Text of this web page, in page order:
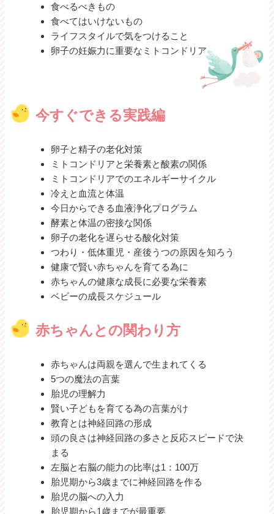
食べるべきもの
食べてはいけないもの
ライフスタイルで気をつけること
卵子の妊娠力に重要なミトコンドリア
今すぐできる実践編
卵子と精子の老化対策
ミトコンドリアと栄養素と酸素の関係
ミトコンドリアでのエネルギーサイクル
冷えと血流と体温
今日からできる血液浄化プログラム
酵素と体温の密接な関係
卵子の老化を遅らせる酸化対策
つわり・低体重児・産後うつの原因を知ろう
健康で賢い赤ちゃんを育てる為に
赤ちゃんの健康な成長に必要な栄養素
ベビーの成長スケジュール
赤ちゃんとの関わり方
赤ちゃんは両親を選んで生まれてくる
5つの魔法の言葉
胎児の理解力
賢い子どもを育てる為の言葉がけ
教育とは神経回路の形成
頭の良さは神経回路の多さと反応スピードで決
まる
左脳と右脳の能力の比率は1：100万
胎児期から3歳までに神経回路を作る
胎児の脳への入力
胎児期から1歳までが最重要